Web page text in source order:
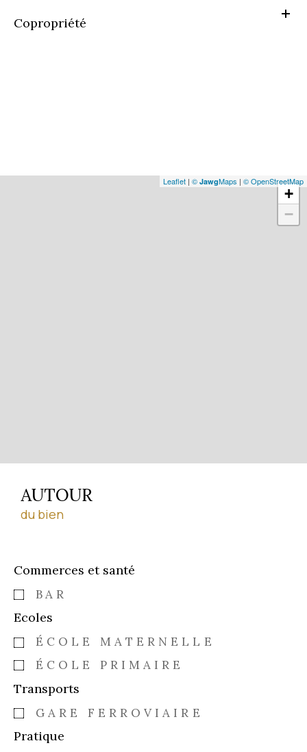
Copropriété
+
−
Leaflet | © JawgMaps | © OpenStreetMap
AUTOUR
du bien
Commerces et santé
BAR
Ecoles
ÉCOLE MATERNELLE
ÉCOLE PRIMAIRE
Transports
GARE FERROVIAIRE
Pratique